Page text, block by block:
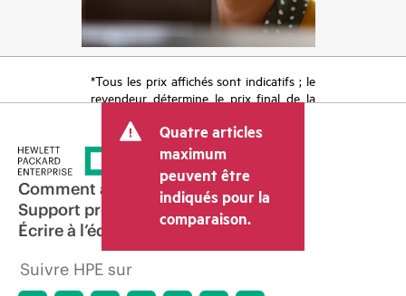
*Tous les prix affichés sont indicatifs ; le
revendeur détermine le prix final de la
tels que la TVA ou les taxes sur la vente
et les frais d’expédition. Le prix de la
transaction déterminé par le revendeur
peut varier par rapport à d’autres
revendeurs et au prix indicatif affiché.
Les prix indicatifs peuvent inclure des
offres promotionnelles limitées dans le
temps. HPE se réserve le droit d’ajuster
les prix à tout moment pour diverses
Quatre articles
maximum
peuvent être
indiqués pour la
comparaison.
Comment acheter
Support produit
Écrire à l’équipe commerciale
Suivre HPE sur